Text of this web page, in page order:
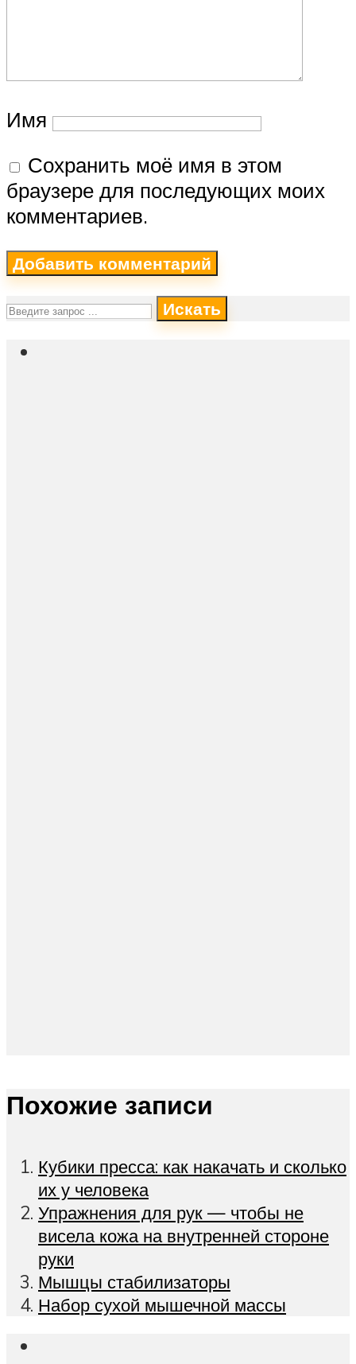
Имя
Сохранить моё имя в этом
браузере для последующих моих
комментариев.
Искать
Похожие записи
Кубики пресса: как накачать и сколько
их у человека
Упражнения для рук — чтобы не
висела кожа на внутренней стороне
руки
Мышцы стабилизаторы
Набор сухой мышечной массы